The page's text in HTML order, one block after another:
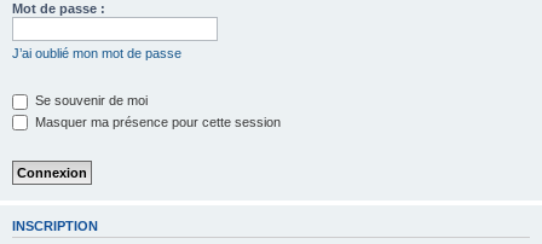
Mot de passe :
J’ai oublié mon mot de passe
Se souvenir de moi
Masquer ma présence pour cette session
INSCRIPTION